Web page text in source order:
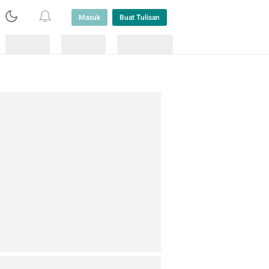
Masuk Buat Tulisan